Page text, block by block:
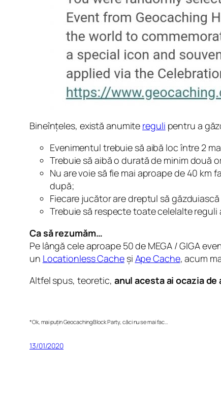
Bineînțeles, există anumite reguli pentru a
Evenimentul trebuie să aibă loc între 2
Trebuie să aibă o durată de minim două
Nu are voie să fie mai aproape de 40 km
după;
Fiecare jucător are dreptul să
Trebuie să respecte toate celelalte
Ca să rezumăm…
Pe lângă cele aproape 50 de MEGA / GIGA
un Locationless Cacheși Ape Cache, acum
Altfel spus, teoretic, anul acesta ai ocazia de
*Ok, mai puțin Geocaching Block Party, căci nu se mai fac…
13/01/2020